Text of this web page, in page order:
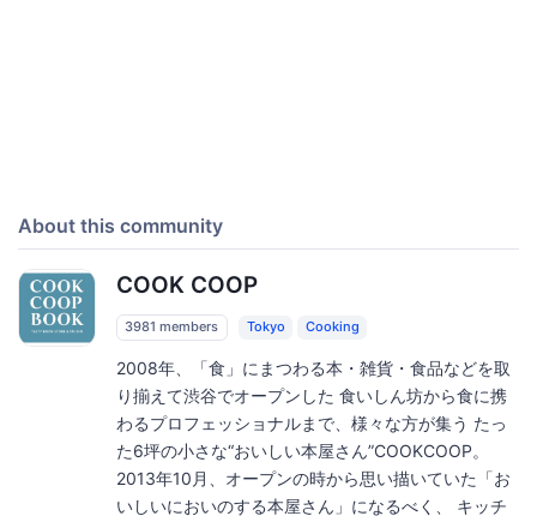
About this community
COOK COOP
3981 members Tokyo Cooking
2008年、「食」にまつわる本・雑貨・食品などを取
り揃えて渋谷でオープンした 食いしん坊から食に携
わるプロフェッショナルまで、様々な方が集う たっ
た6坪の小さな“おいしい本屋さん”COOKCOOP。
2013年10月、オープンの時から思い描いていた「お
いしいにおいのする本屋さん」になるべく、 キッチ